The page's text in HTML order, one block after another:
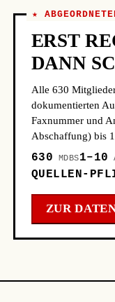
★
ERST
DANN
Alle 630
dokumentierten
Faxnummer und
Abschaffung) bis
630 MDBS1–10
QUELLEN-
ZUR